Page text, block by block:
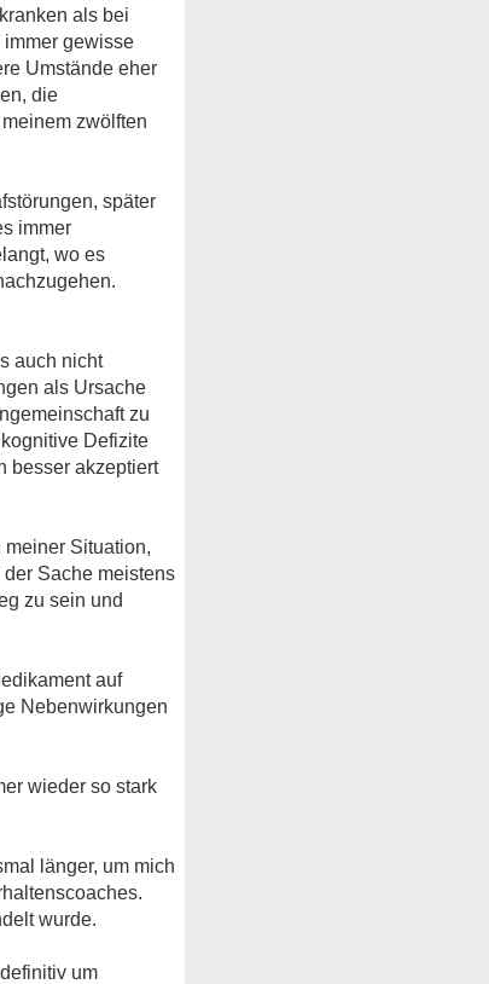
als bei
gewisse
Umstände eher
die
zwölften
später
immer
wo es
auch nicht
als Ursache
zu
Defizite
besser akzeptiert
Situation,
Sache meistens
zu sein und
auf
Nebenwirkungen
wieder so stark
länger, um mich
wurde.
um